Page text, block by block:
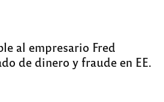
al empresario Fred
de dinero y fraude en EE.